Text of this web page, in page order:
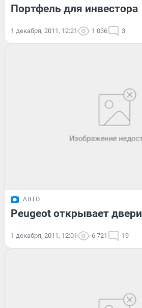
Портфель для инвестора
1 декабря, 2011, 12:21 1 036 3
АВТО
Peugeot открывает двери
1 декабря, 2011, 12:01 6 721 19